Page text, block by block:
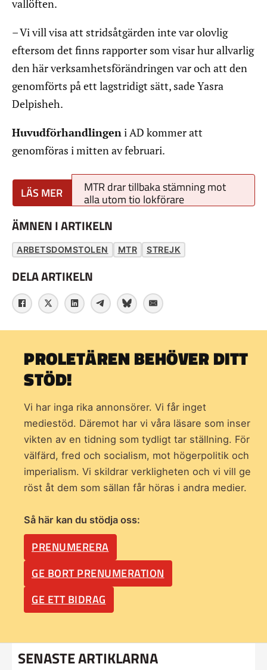
vallöften.
– Vi vill visa att stridsåtgärden inte var olovlig
eftersom det finns rapporter som visar hur allvarlig
den här verksamhetsförändringen var och att den
genomförts på ett lagstridigt sätt, sade Yasra
Delpisheh.
Huvudförhandlingeni AD kommer att
genomföras i mitten av februari.
MTR drar tillbaka stämning mot
alla utom tio lokförare
ÄMNEN I ARTIKELN
ARBETSDOMSTOLEN MTR STREJK
DELA ARTIKELN
PROLETÄREN BEHÖVER DITT
STÖD!
Vi har inga rika annonsörer. Vi får inget
mediestöd. Däremot har vi våra läsare som inser
vikten av en tidning som tydligt tar ställning. För
välfärd, fred och socialism, mot högerpolitik och
imperialism. Vi skildrar verkligheten och vi vill ge
röst åt dem som sällan får höras i andra medier.
Så här kan du stödja oss:
PRENUMERERA
GE BORT PRENUMERATION
GE ETT BIDRAG
SENASTE ARTIKLARNA